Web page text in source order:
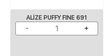
ALIZE PUFFY FINE 691